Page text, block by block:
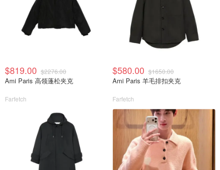
$819.00 $2276.00
Ami Paris 高领蓬松夹克
Farfetch
$580.00 $1650.00
Ami Paris 羊毛排扣夹克
Farfetch